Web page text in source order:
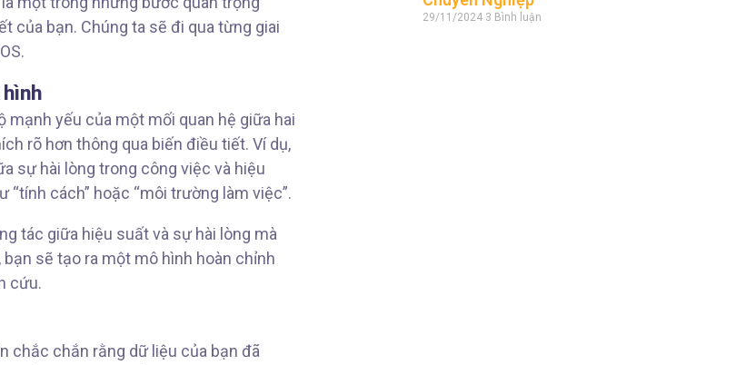
của bạn. Chúng ta sẽ đi qua từng giai
yếu của một mối quan hệ giữa hai
rõ hơn thông qua biến điều tiết. Ví dụ,
sự hài lòng trong công việc và hiệu
cách” hoặc “môi trường làm việc”.
tác giữa hiệu suất và sự hài lòng mà
sẽ tạo ra một mô hình hoàn chỉnh
cứu.
chắc chắn rằng dữ liệu của bạn đã
29/11/2024 3 Bình luận